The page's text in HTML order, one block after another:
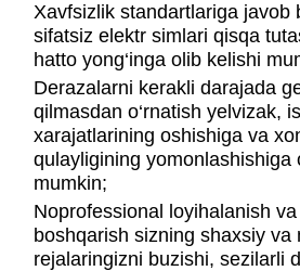
Xavfsizlik standartlariga javob
sifatsiz elektr simlari qisqa
hatto yong‘inga olib kelishi
Derazalarni kerakli darajada
qilmasdan o‘rnatish yelvizak,
xarajatlarining oshishiga va
qulayligining yomonlashishiga
mumkin;
Noprofessional loyihalanish
boshqarish sizning shaxsiy va
rejalaringizni buzishi, sezilarli